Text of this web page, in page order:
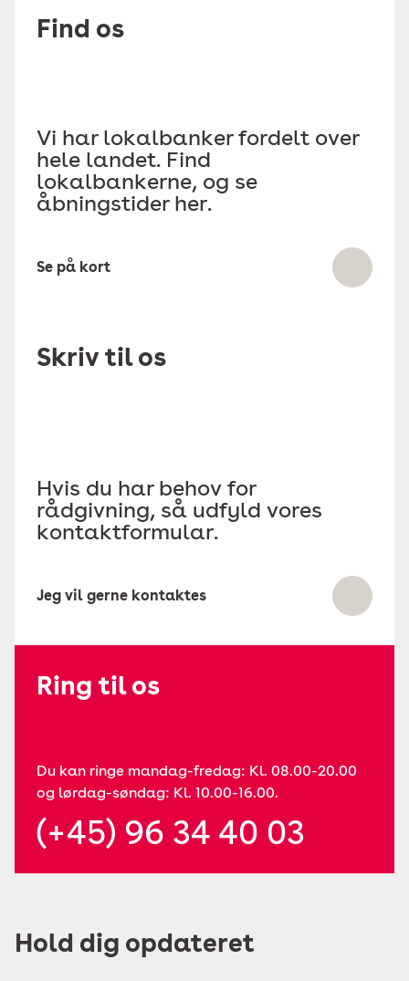
Find os
Vi har lokalbanker fordelt over
hele landet. Find
lokalbankerne, og se
åbningstider her.
Se på kort
Skriv til os
Hvis du har behov for
rådgivning, så udfyld vores
kontaktformular.
Jeg vil gerne kontaktes
Ring til os
Du kan ringe mandag-fredag: Kl. 08.00-20.00
og lørdag-søndag: Kl. 10.00-16.00.
(+45) 96 34 40 03
Hold dig opdateret